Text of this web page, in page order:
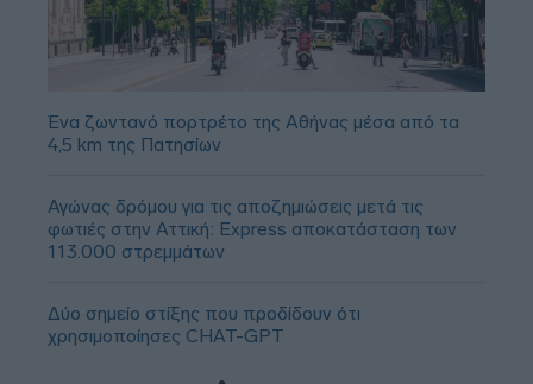
Ένα ζωντανό πορτρέτο της Αθήνας μέσα από τα
4,5 km της Πατησίων
Αγώνας δρόμου για τις αποζημιώσεις μετά τις
φωτιές στην Αττική: Express αποκατάσταση των
113.000 στρεμμάτων
Δύο σημείο στίξης που προδίδουν ότι
χρησιμοποίησες CHAT-GPT